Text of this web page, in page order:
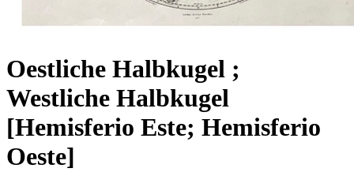
Oestliche Halbkugel ;
Westliche Halbkugel
[Hemisferio Este; Hemisferio
Oeste]